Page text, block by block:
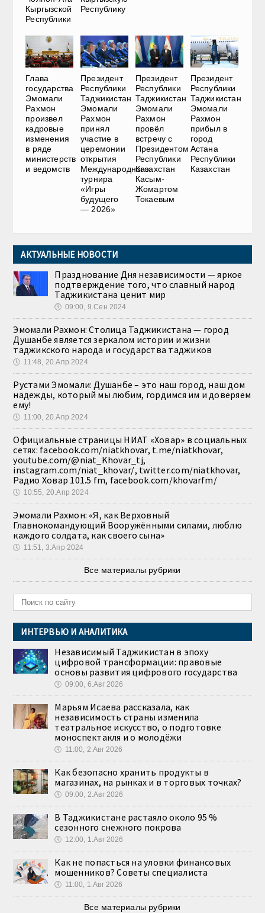
Кыргызской
Республики
Республику
Глава
государства
Эмомали
Рахмон
произвел
кадровые
изменения
в ряде
министерств
и ведомств
Президент
Республики
Таджикистан
Эмомали
Рахмон
принял
участие в
церемонии
открытия
Международного
турнира
«Игры
будущего
— 2026»
Президент
Республики
Таджикистан
Эмомали
Рахмон
провёл
встречу с
Президентом
Республики
Казахстан
Касым-
Жомартом
Токаевым
Президент
Республики
Таджикистан
Эмомали
Рахмон
прибыл в
город
Астана
Республики
Казахстан
АКТУАЛЬНЫЕ НОВОСТИ
Празднование Дня независимости — яркое
подтверждение того, что славный народ
Таджикистана ценит мир
🕔 09:00, 9.Сен 2024
Эмомали Рахмон: Столица Таджикистана — город
Душанбе является зеркалом истории и жизни
таджикского народа и государства таджиков
🕔 11:48, 20.Апр 2024
Рустами Эмомали: Душанбе – это наш город, наш дом
надежды, который мы любим, гордимся им и доверяем
ему!
🕔 11:00, 20.Апр 2024
Официальные страницы НИАТ «Ховар» в социальных
сетях: facebook.com/niatkhovar, t.me/niatkhovar,
youtube.com/@niat_Khovar_tj,
instagram.com/niat_khovar/, twitter.com/niatkhovar,
Радио Ховар 101.5 fm, facebook.com/khovarfm/
🕔 10:55, 20.Апр 2024
Эмомали Рахмон: «Я, как Верховный
Главнокомандующий Вооружёнными силами, люблю
каждого солдата, как своего сына»
🕔 11:51, 3.Апр 2024
Все материалы рубрики
ИНТЕРВЬЮ И АНАЛИТИКА
Независимый Таджикистан в эпоху
цифровой трансформации: правовые
основы развития цифрового государства
🕔 09:00, 6.Авг 2026
Марьям Исаева рассказала, как
независимость страны изменила
театральное искусство, о подготовке
моноспектакля и о молодёжи
🕔 11:00, 2.Авг 2026
Как безопасно хранить продукты в
магазинах, на рынках и в торговых точках?
🕔 09:00, 2.Авг 2026
В Таджикистане растаяло около 95 %
сезонного снежного покрова
🕔 12:00, 1.Авг 2026
Как не попасться на уловки финансовых
мошенников? Советы специалиста
🕔 11:00, 1.Авг 2026
Все материалы рубрики